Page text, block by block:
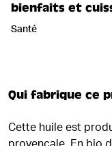
bienfaits et
Santé
Qui fabrique ce
Cette huile est